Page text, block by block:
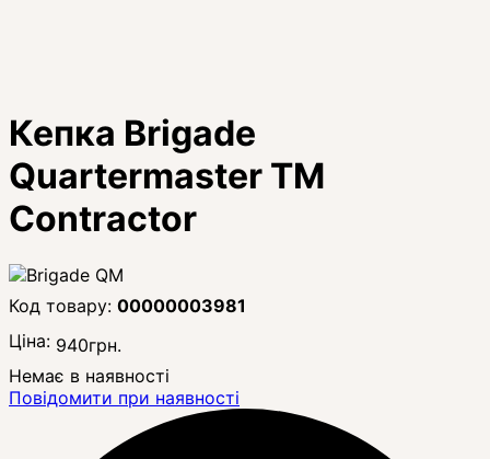
Кепка Brigade
Quartermaster TM
Contractor
00000003981
Ціна: 940грн.
Немає в наявності
Повідомити при наявності